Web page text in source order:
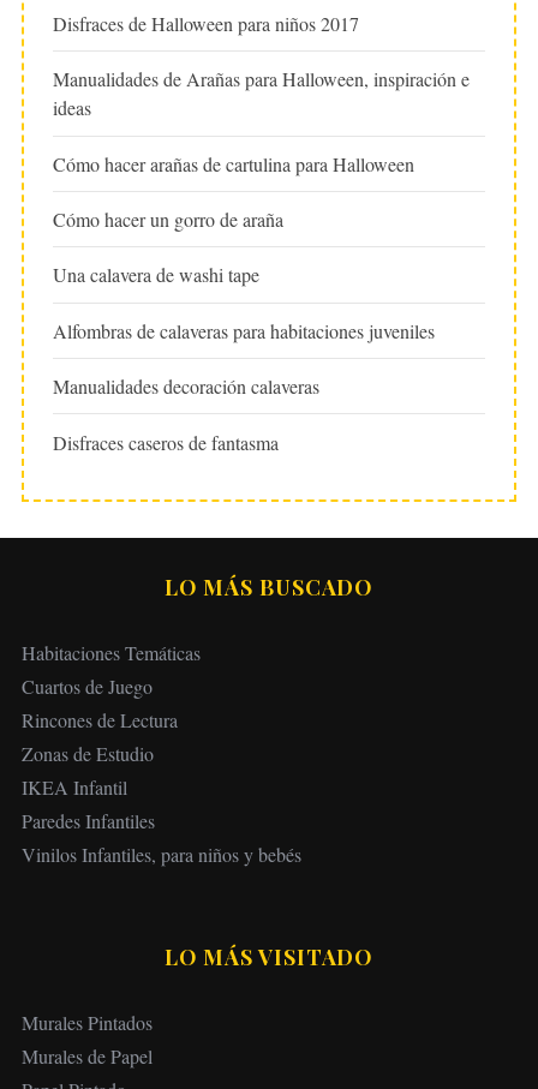
Disfraces de Halloween para niños 2017
Manualidades de Arañas para Halloween, inspiración e
ideas
Cómo hacer arañas de cartulina para Halloween
Cómo hacer un gorro de araña
Una calavera de washi tape
Alfombras de calaveras para habitaciones juveniles
Manualidades decoración calaveras
Disfraces caseros de fantasma
LO MÁS BUSCADO
Habitaciones Temáticas
Cuartos de Juego
Rincones de Lectura
Zonas de Estudio
IKEA Infantil
Paredes Infantiles
Vinilos Infantiles, para niños y bebés
LO MÁS VISITADO
Murales Pintados
Murales de Papel